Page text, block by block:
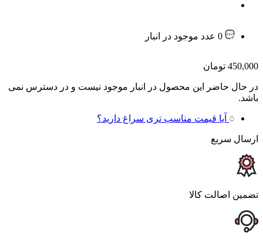
0 عدد موجود در انبار
450,000 تومان
در حال حاضر این محصول در انبار موجود نیست و در دسترس نمی
باشد.
آیا قیمت مناسب تری سراغ دارید؟
ارسال سریع
تضمین اصالت کالا